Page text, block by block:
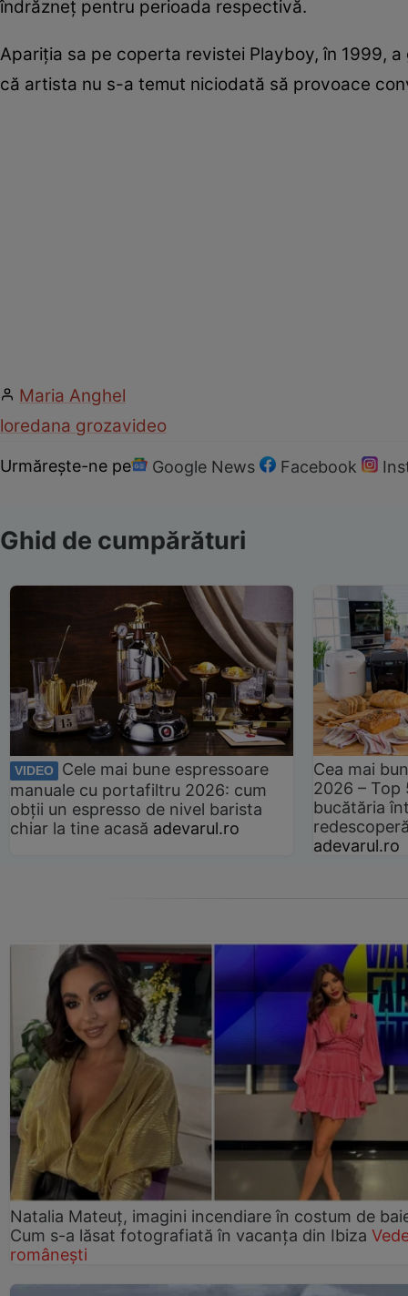
îndrăzneț pentru perioada respectivă.
Apariția sa pe coperta revistei Playboy, în 1999,
că artista nu s-a temut niciodată să provoace
Maria Anghel
loredana grozavideo
Urmărește-ne pe Google News Facebook
Ghid de cumpărături
VIDEO
Cele mai bune espressoare
manuale cu portafiltru 2026: cum
obții un espresso de nivel barista
chiar la tine acasă adevarul.ro
Cea mai
2026 –
bucătăria
adevarul.ro
Natalia Mateuț, imagini incendiare în costum de
Cum s-a lăsat fotografiată în vacanța din Ibiza
românești